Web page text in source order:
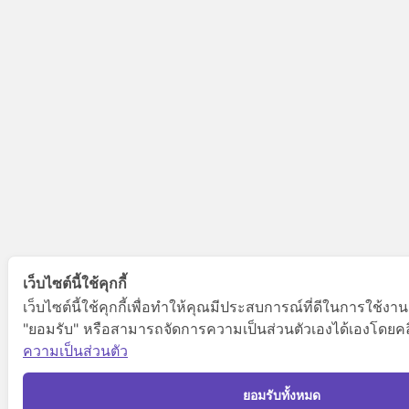
เว็บไซต์นี้ใช้คุกกี้
เว็บไซต์นี้ใช้คุกกี้เพื่อทำให้คุณมีประสบการณ์ที่ดีในการใช้งา
"ยอมรับ" หรือสามารถจัดการความเป็นส่วนตัวเองได้เองโดย
ความเป็นส่วนตัว
ยอมรับทั้งหมด